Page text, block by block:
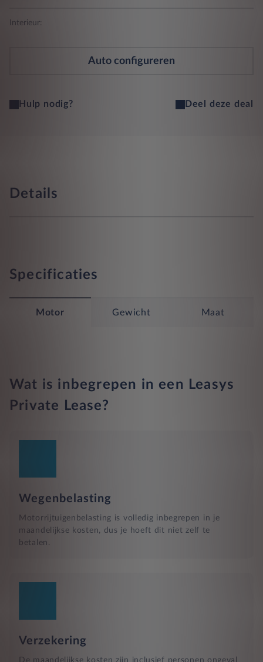
Interieur:
Auto configureren
Hulp nodig? Deel deze deal
Details
Specificaties
Motor Gewicht Maat
Wat is inbegrepen in een Leasys
Private Lease?
Wegenbelasting
Motorrijtuigenbelasting is volledig inbegrepen in je
maandelijkse kosten, dus je hoeft dit niet zelf te
betalen.
Verzekering
De maandelijkse kosten zijn inclusief personen ongeval